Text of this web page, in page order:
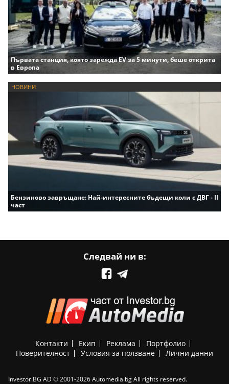
Първата станция, която зарежда EV за 5 минути, беше открита
в Европа
НОВИНИ
Бензиново завръщане: Най-интересните бъдещи коли с ДВГ - II
част
Следвай ни в:
Контакти Екип Реклама
Портфолио
Поверителност
Условия за ползване Лични данни
Investor.BG AD © 2001-2026 Automedia.bg All rights reserved.